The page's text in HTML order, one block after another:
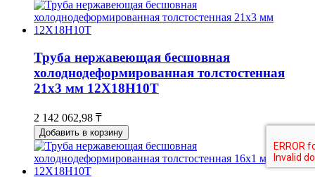
Труба нержавеющая бесшовная
холоднодеформированная толстостенная
21х3 мм 12Х18Н10Т
2 142 062,98 ₸
Добавить в корзину